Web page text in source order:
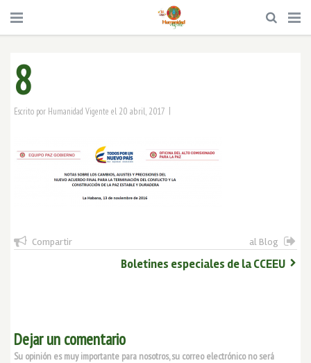
8
Escrito por Humanidad Vigente el 20 abril, 2017 |
Compartir al Blog
Boletines especiales de la CCEEU
Dejar un comentario
Su opinión es muy importante para nosotros, su correo electrónico no será